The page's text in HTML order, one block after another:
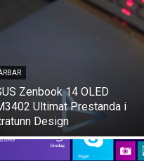
Zenbook 14 OLED
Ultimat Prestanda i
Design